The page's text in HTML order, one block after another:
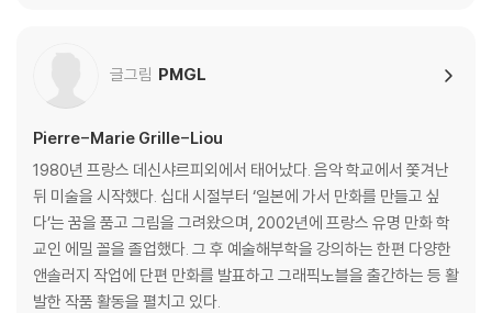
글그림 PMGL
Pierre-Marie Grille-Liou
1980년 프랑스 데신샤르피외에서 태어났다. 음악 학교에서 쫓겨난
뒤 미술을 시작했다. 십대 시절부터 ‘일본에 가서 만화를 만들고 싶
다’는 꿈을 품고 그림을 그려왔으며, 2002년에 프랑스 유명 만화 학
교인 에밀 꼴을 졸업했다. 그 후 예술해부학을 강의하는 한편 다양한
앤솔러지 작업에 단편 만화를 발표하고 그래픽노블을 출간하는 등 활
발한 작품 활동을 펼치고 있다.